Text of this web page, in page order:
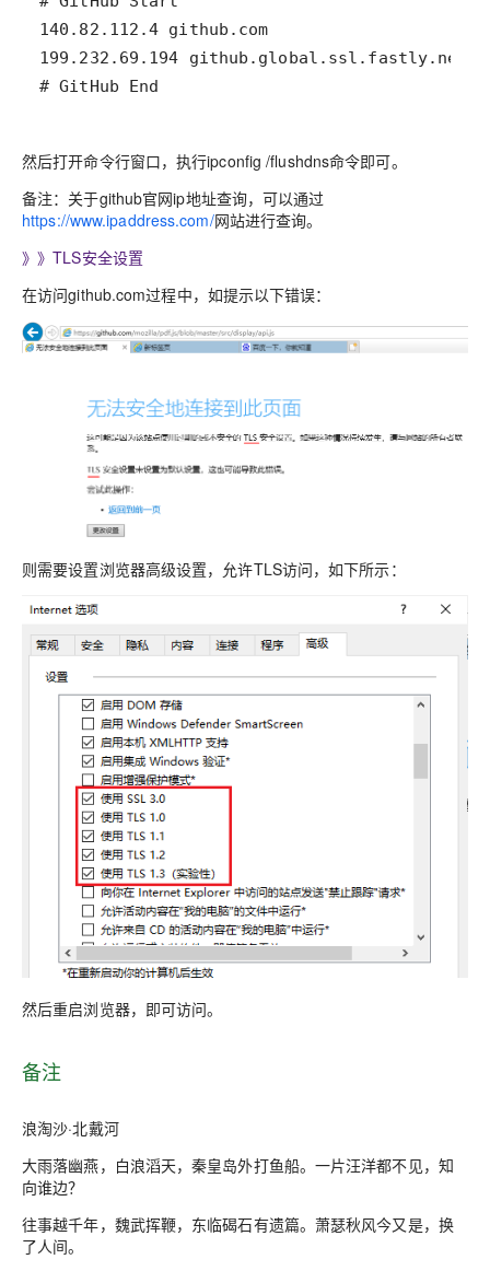
# GitHub End
然后打开命令行窗口，执行ipconfig /flushdns命令即可。
备注：关于github官网ip地址查询，可以通过
https://www.ipaddress.com/网站进行查询。
》》TLS安全设置
在访问github.com过程中，如提示以下错误：
则需要设置浏览器高级设置，允许TLS访问，如下所示：
然后重启浏览器，即可访问。
备注
浪淘沙·北戴河
大雨落幽燕，白浪滔天，秦皇岛外打鱼船。一片汪洋都不见，知
向谁边？
往事越千年，魏武挥鞭，东临碣石有遗篇。萧瑟秋风今又是，换
了人间。